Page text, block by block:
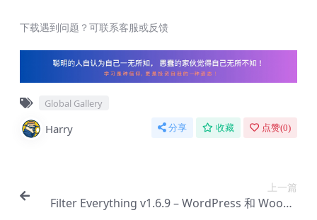
下载遇到问题？可联系客服或反馈
Global Gallery
Harry 分享 收藏 点赞(0)
上一篇
Filter Everything v1.6.9 – WordPress 和 WooCo